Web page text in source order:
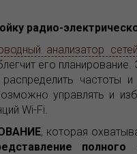
радио-
анализатор сетей
его
частоты
управлять и
Wi-Fi.
, которая
полного